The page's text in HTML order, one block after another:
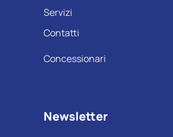
Servizi
Contatti
Concessionari
Newsletter